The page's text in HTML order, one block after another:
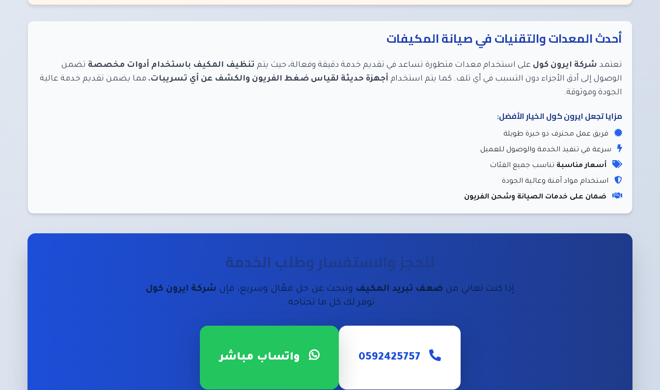
أحدث المعدات والتقنيات في صيانة المكيفات
تعتمد شركة ايرون كول على استخدام معدات متطورة تساعد في تقديم خدمة دقيقة وفعالة، حيث يتم تنظيف المكيف باستخدام أدوات مخصصة تضمن
الوصول إلى أدق الأجزاء دون التسبب في أي تلف. كما يتم استخدام أجهزة حديثة لقياس ضغط الفريون والكشف عن أي تسريبات، مما يضمن تقديم خدمة عالية
الجودة وموثوقة.
مزايا تجعل ايرون كول الخيار الأفضل:
فريق عمل محترف ذو خبرة طويلة
سرعة في تنفيذ الخدمة والوصول للعميل
أسعار مناسبة تناسب جميع الفئات
استخدام مواد آمنة وعالية الجودة
ضمان على خدمات الصيانة وشحن الفريون
للحجز والاستفسار وطلب الخدمة
إذا كنت تعاني من ضعف تبريد المكيف وتبحث عن حل فعّال وسريع، فإن شركة ايرون كول
توفر لك كل ما تحتاجه.
واتساب مباشر